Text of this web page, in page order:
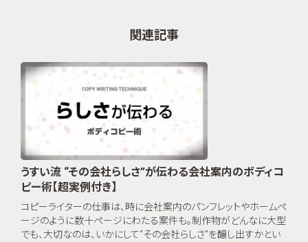
関連記事
うすい流 “その会社らしさ”が伝わる会社案内のボディコ
ピー術【超実例付き】
コピーライターの仕事は、時に会社案内のパンフレットやホームペ
ージのように数十ページにわたる案件も。制作物がどんなに大型
でも、大切なのは、いかにして“その会社らしさ”を醸し出すかとい